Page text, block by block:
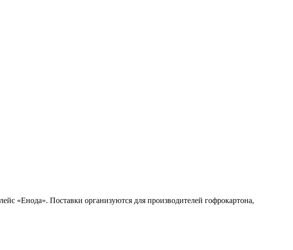
«Енода». Поставки организуются для производителей гофрокартона,